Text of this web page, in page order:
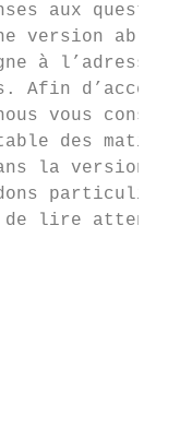
aux
version
à l’adresse
Afin
nous vous
des
la version
de lire